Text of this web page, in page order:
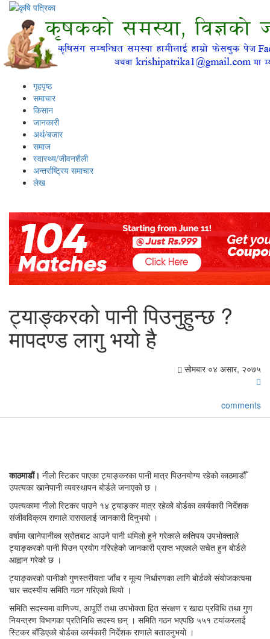
गृहपृष्ठ
समाचार
किसान
जानकारी
अर्थ/बजार
समाज
स्वास्थ्य/जीवनशैली
अन्तर्राष्ट्रिय समाचार
लेख
ट्याङ्करको पानी पिउनुहुन्छ ?
मापदण्ड लागु भयो है
सोमबार ०४ असार, २०७५
comments
काठमाडौं। नीलो स्टिकर पाएका ट्याङ्करका पानी मात्र पिउनयोग्य रहेको काठमाडौँ
उपत्यका खानेपानी व्यवस्थापन बोर्डले जनाएको छ ।
उपत्यकामा नीलो स्टिकर पाउने १४ ट्याङ्कर मात्र रहेको बोर्डका कार्यकारी निर्देशक
संजीवविक्रम राणाले राससलाई जानकारी दिनुभयो ।
वर्षामा खानेपानीका स्रोतबाट आउने पानी धमिलो हुने गरेकाले कतिपय उपभोक्ताले
ट्याङ्करको पानी पिउन प्रयोग गरिरहेको जानकारी प्राप्त भएकाले सचेत हुन बोर्डले
आह्वान गरेको छ ।
ट्याङ्करको पानीको गुणस्तरीयता जाँच र मूल्य निर्धारणका लागि बोर्डको संयोजकत्वमा
चार सदस्यीय समिति गठन गरिएको थियो ।
समिति सदस्यमा वाणिज्य, आपूर्ति तथा उपभोक्ता हित संरक्षण र खाद्य प्रविधि तथा गुण
नियन्त्रण विभागका प्रतिनिधि सदस्य छन् । समिति गठन भएपछि ५५१ टयांकरलाई
स्टिकर बाँडिएको बोर्डका कार्यकारी निर्देशक राणाले बताउनुभयो ।